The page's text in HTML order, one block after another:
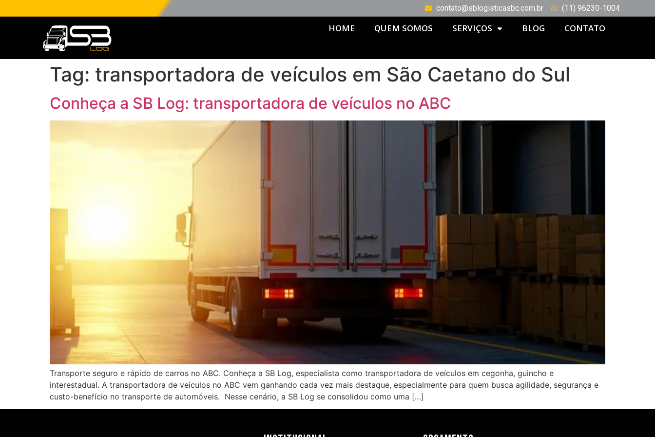
contato@sblogisticasbc.com.br (11) 96230-1004
HOME QUEM SOMOS SERVIÇOS BLOG CONTATO
Tag: transportadora de veículos em São Caetano do Sul
Conheça a SB Log: transportadora de veículos no ABC
Transporte seguro e rápido de carros no ABC. Conheça a SB Log, especialista como transportadora de veículos em cegonha, guincho e
interestadual. A transportadora de veículos no ABC vem ganhando cada vez mais destaque, especialmente para quem busca agilidade, segurança e
custo-benefício no transporte de automóveis. Nesse cenário, a SB Log se consolidou como uma […]